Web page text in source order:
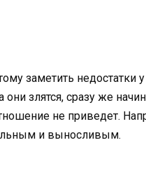
заметить недостатки
злятся, сразу же
не приведет.
и выносливым.